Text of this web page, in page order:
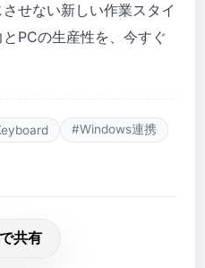
せない新しい作業スタイ
PCの生産性を、今すぐ
#Windows連携
共有